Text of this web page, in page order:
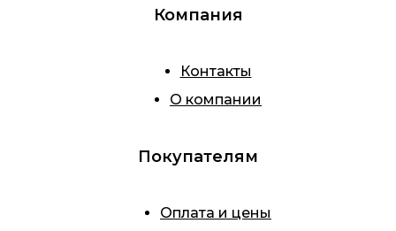
Компания
Контакты
О компании
Покупателям
Оплата и цены